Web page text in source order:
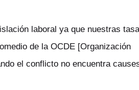
laboral ya que nuestras
de la OCDE [Organización
el conflicto no encuentra